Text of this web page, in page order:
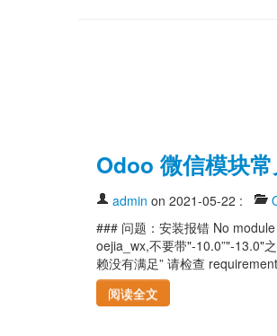
Odoo 微信模块
admin on 2021-05-22 :
### 问题：安装报错 No
oejia_wx,不要带"-10.0”"-13.0"
赖没有满足” 请检查
阅读全文